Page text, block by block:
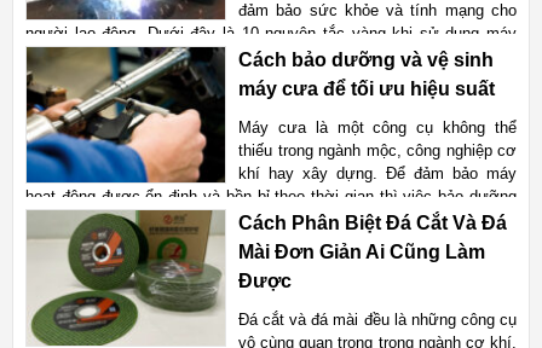
đảm bảo sức khỏe và tính mạng cho
người lao động. Dưới đây là 10 nguyên tắc vàng khi sử dụng máy
hàn tránh tai nạn lao động. Những nguy cơ có thể gặp phải khi sử
dụng máy h
Xem chi tiết
Cách bảo dưỡng và vệ sinh
máy cưa để tối ưu hiệu suất
Máy cưa là một công cụ không thể
thiếu trong ngành mộc, công nghiệp cơ
khí hay xây dựng. Để đảm bảo máy
hoạt động được ổn định và bền bỉ theo thời gian thì việc bảo dưỡng
và vệ sinh máy định kỳ là vô cùng quan trọng. Hãy cùng tìm hiểu qua
bài viết dư
Cách Phân Biệt Đá Cắt Và Đá
Mài Đơn Giản Ai Cũng Làm
Được
Đá cắt và đá mài đều là những công cụ
vô cùng quan trọng trong ngành cơ khí,